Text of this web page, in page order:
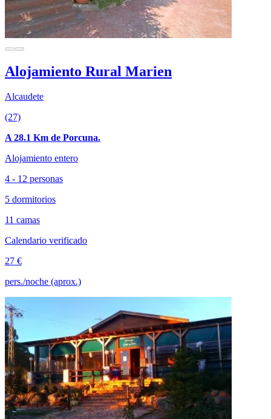
Alojamiento Rural Marien
Alcaudete
(27)
A 28.1 Km de Porcuna.
Alojamiento entero
4 - 12 personas
5 dormitorios
11 camas
Calendario verificado
27 €
pers./noche (aprox.)